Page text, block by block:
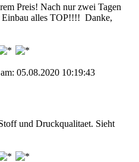
Preis! Nach nur zwei Tagen
Einbau alles TOP!!!! Danke,
05.08.2020 10:19:43
und Druckqualitaet. Sieht